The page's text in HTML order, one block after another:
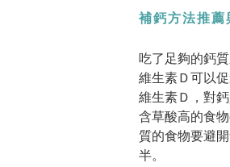
補鈣方法推薦
吃了足夠的鈣
維生素Ｄ可以
維生素Ｄ，對
含草酸高的食
質的食物要避
半。